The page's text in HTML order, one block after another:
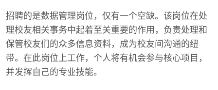
招聘的是数据管理岗位，仅有一个空缺。该岗位在处
理校友相关事务中起着至关重要的作用，负责处理和
保管校友们的众多信息资料，成为校友间沟通的纽
带。在此岗位上工作，个人将有机会参与核心项目，
并发挥自己的专业技能。